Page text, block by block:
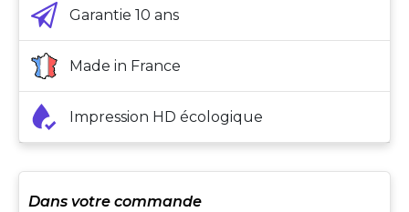
Garantie 10 ans
Made in France
Impression HD écologique
Dans votre commande